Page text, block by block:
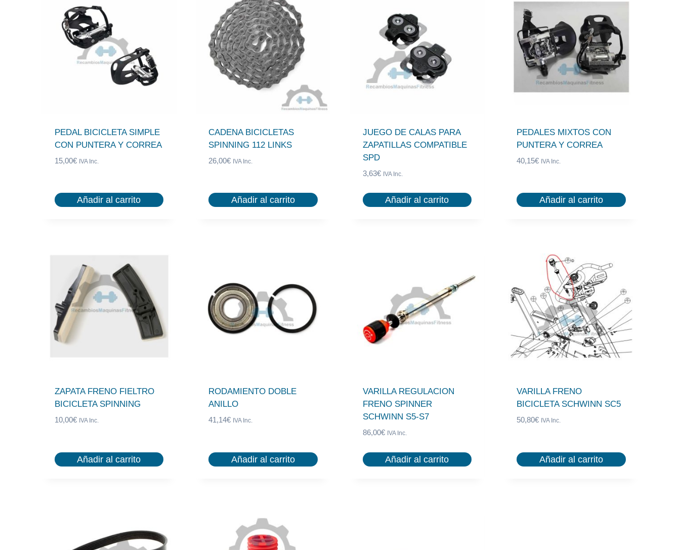
d
o
p
o
a
d
PEDAL BICICLETA SIMPLE
CON PUNTERA Y CORREA
15,00€ IVA Inc.
Añadir al carrito
CADENA BICICLETAS
SPINNING 112 LINKS
26,00€ IVA Inc.
Añadir al carrito
JUEGO DE CALAS PARA
ZAPATILLAS COMPATIBLE
SPD
3,63€ IVA Inc.
Añadir al carrito
PEDALES MIXTOS CON
PUNTERA Y CORREA
40,15€ IVA Inc.
Añadir al carrito
ZAPATA FRENO FIELTRO
BICICLETA SPINNING
10,00€ IVA Inc.
Añadir al carrito
RODAMIENTO DOBLE
ANILLO
41,14€ IVA Inc.
Añadir al carrito
VARILLA REGULACION
FRENO SPINNER
SCHWINN S5-S7
86,00€ IVA Inc.
Añadir al carrito
VARILLA FRENO
BICICLETA SCHWINN SC5
50,80€ IVA Inc.
Añadir al carrito